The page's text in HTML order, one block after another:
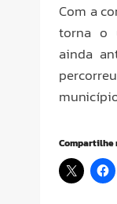
Com a
torna o
ainda
Compartilhe